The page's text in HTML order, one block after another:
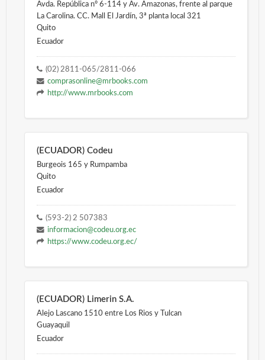
Avda. República nº 6-114 y Av. Amazonas, frente al parque
La Carolina. CC. Mall El Jardín, 3ª planta local 321
Quito
Ecuador
(02) 2811-065/2811-066
comprasonline@mrbooks.com
http://www.mrbooks.com
(ECUADOR) Codeu
Burgeois 165 y Rumpamba
Quito
Ecuador
(593-2) 2 507383
informacion@codeu.org.ec
https://www.codeu.org.ec/
(ECUADOR) Limerin S.A.
Alejo Lascano 1510 entre Los Rios y Tulcan
Guayaquil
Ecuador